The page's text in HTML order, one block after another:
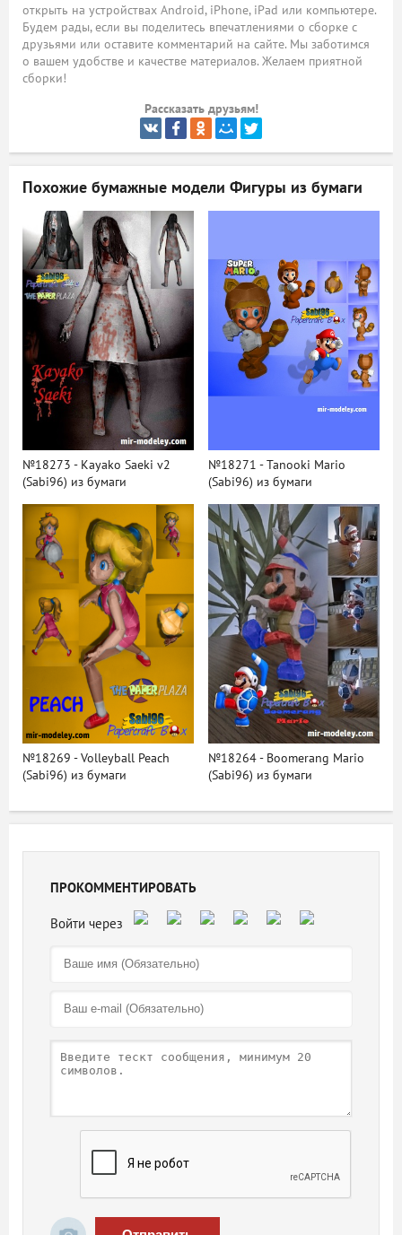
открыть на устройствах Android, iPhone, iPad или компьютере.
Будем рады, если вы поделитесь впечатлениями о сборке с
друзьями или оставите комментарий на сайте. Мы заботимся
о вашем удобстве и качестве материалов. Желаем приятной
сборки!
Рассказать друзьям!
Похожие бумажные модели Фигуры из бумаги
№18273 - Kayako Saeki v2
(Sabi96) из бумаги
№18271 - Tanooki Mario
(Sabi96) из бумаги
№18269 - Volleyball Peach
(Sabi96) из бумаги
№18264 - Boomerang Mario
(Sabi96) из бумаги
ПРОКОММЕНТИРОВАТЬ